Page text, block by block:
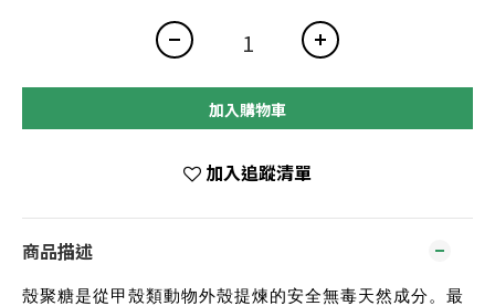
加入購物車
加入追蹤清單
商品描述
殼聚糖是從甲殼類動物外殼提煉的安全無毒天然成分。最